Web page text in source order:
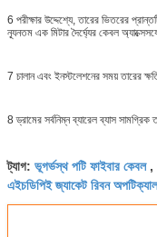
6 পরীক্ষার উদ্দেশ্যে, তারের ভিতরের
ন্যূনতম এক মিটার দৈর্ঘ্যের কেবল
7 চালান এবং ইনস্টলেশনের সময় তারের
8 ড্রামের সর্বনিম্ন ব্যারেল ব্যাস
ট্যাগ: ভূগর্ভস্থ পটি ফাইবার কেবল,
এইচডিপিই জ্যাকেট রিবন